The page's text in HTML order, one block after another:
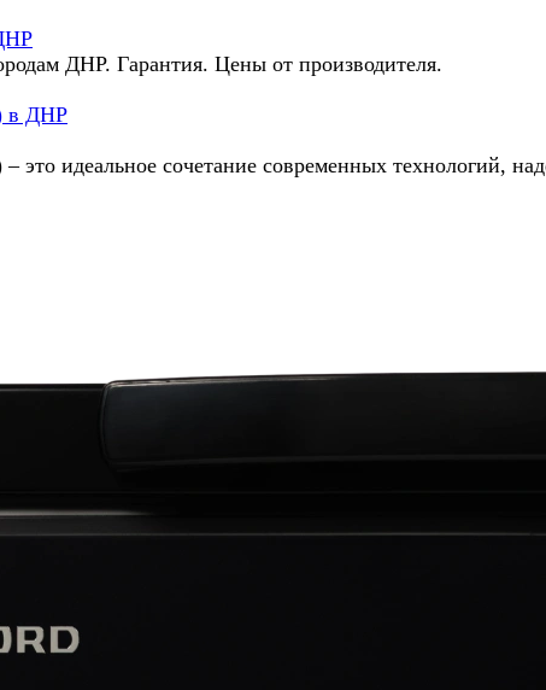
ДНР. Гарантия. Цены от производителя.
в ДНР
идеальное сочетание современных технологий,